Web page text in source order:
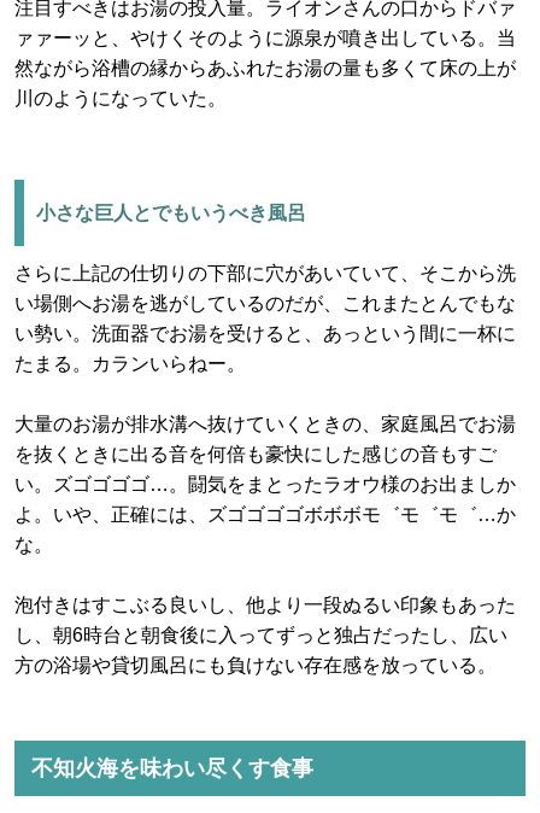
注目すべきはお湯の投入量。ライオンさんの口からドバァ
ァァーッと、やけくそのように源泉が噴き出している。当
然ながら浴槽の縁からあふれたお湯の量も多くて床の上が
川のようになっていた。
小さな巨人とでもいうべき風呂
さらに上記の仕切りの下部に穴があいていて、そこから洗
い場側へお湯を逃がしているのだが、これまたとんでもな
い勢い。洗面器でお湯を受けると、あっという間に一杯に
たまる。カランいらねー。
大量のお湯が排水溝へ抜けていくときの、家庭風呂でお湯
を抜くときに出る音を何倍も豪快にした感じの音もすご
い。ズゴゴゴゴ…。闘気をまとったラオウ様のお出ましか
よ。いや、正確には、ズゴゴゴゴボボボモ゛モ゛モ゛…か
な。
泡付きはすこぶる良いし、他より一段ぬるい印象もあった
し、朝6時台と朝食後に入ってずっと独占だったし、広い
方の浴場や貸切風呂にも負けない存在感を放っている。
不知火海を味わい尽くす食事